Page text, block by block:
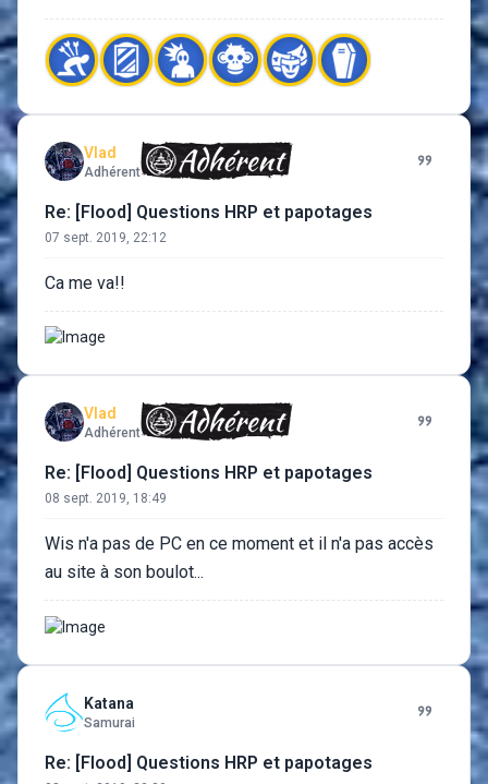
Vlad
Adhérent
Re: [Flood] Questions HRP et papotages
07 sept. 2019, 22:12
Ca me va!!
Vlad
Adhérent
Re: [Flood] Questions HRP et papotages
08 sept. 2019, 18:49
Wis n'a pas de PC en ce moment et il n'a pas accès
au site à son boulot...
Katana
Samurai
Re: [Flood] Questions HRP et papotages